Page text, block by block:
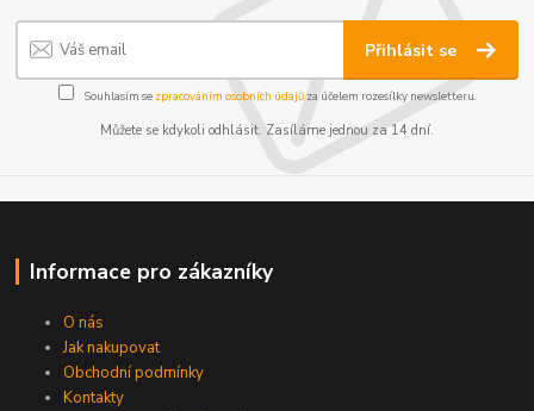
Přihlásit se
Souhlasím se zpracováním osobních údajůza účelem rozesílky newsletteru.
Můžete se kdykoli odhlásit. Zasíláme jednou za 14 dní.
Informace pro zákazníky
O nás
Jak nakupovat
Obchodní podmínky
Kontakty